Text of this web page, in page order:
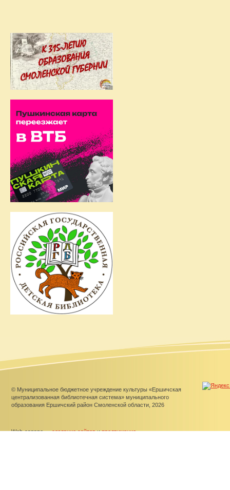
© Муниципальное бюджетное учреждение культуры «Ершичская
централизованная библиотечная система» муниципального
образования Ершичский район Смоленской области, 2026
Web-canape —создание сайтовипродвижение